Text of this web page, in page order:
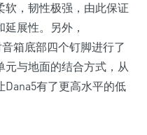
软，韧性极强，由此保证
展性。另外，
箱底部四个钉脚进行了
元与地面的结合方式，从
有了更高水平的低